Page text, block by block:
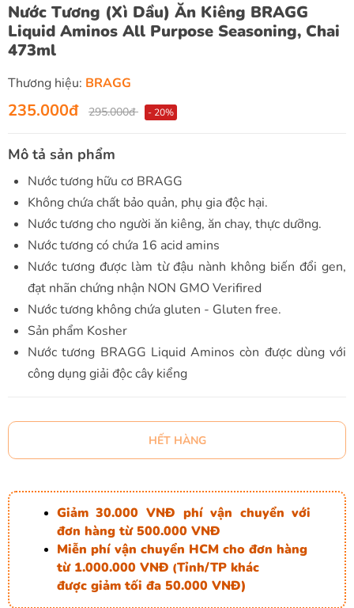
Nước Tương (Xì Dầu) Ăn Kiêng BRAGG
Liquid Aminos All Purpose Seasoning, Chai
473ml
Thương hiệu: BRAGG
235.000đ 295.000đ - 20%
Mô tả sản phẩm
Nước tương hữu cơ BRAGG
Không chứa chất bảo quản, phụ gia độc hại.
Nước tương cho người ăn kiêng, ăn chay, thực dưỡng.
Nước tương có chứa 16 acid amins
Nước tương được làm từ đậu nành không biến đổi gen,
đạt nhãn chứng nhận NON GMO Verifired
Nước tương không chứa gluten - Gluten free.
Sản phẩm Kosher
Nước tương BRAGG Liquid Aminos còn được dùng với
công dụng giải độc cây kiểng
HẾT HÀNG
Giảm 30.000 VNĐ phí vận chuyển với
đơn hàng từ 500.000 VNĐ
Miễn phí vận chuyển HCM cho đơn hàng
từ 1.000.000 VNĐ (Tỉnh/TP khác
được giảm tối đa 50.000 VNĐ)